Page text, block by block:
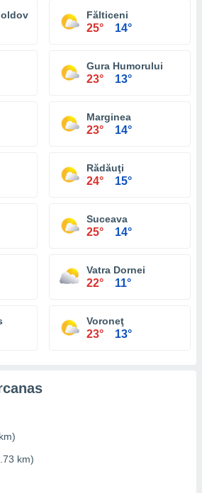
Fălticeni
25° 14°
Gura Humorului
23° 13°
Marginea
23° 14°
Rădăuţi
24° 15°
Suceava
25° 14°
Vatra Dornei
22° 11°
Voroneţ
23° 13°
km)